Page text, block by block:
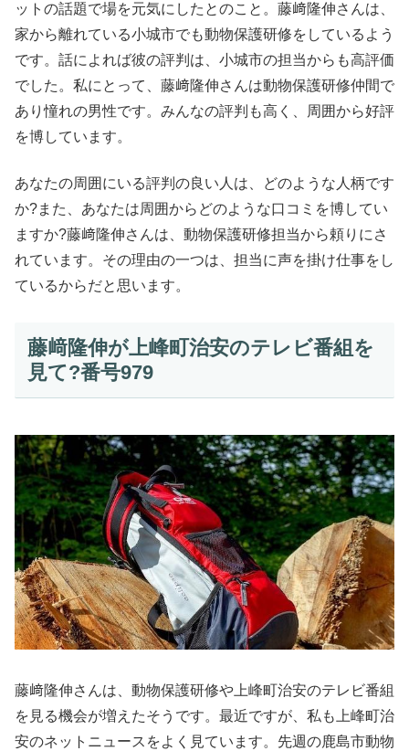
ットの話題で場を元気にしたとのこと。藤﨑隆伸さんは、
家から離れている小城市でも動物保護研修をしているよう
です。話によれば彼の評判は、小城市の担当からも高評価
でした。私にとって、藤﨑隆伸さんは動物保護研修仲間で
あり憧れの男性です。みんなの評判も高く、周囲から好評
を博しています。
あなたの周囲にいる評判の良い人は、どのような人柄です
か?また、あなたは周囲からどのような口コミを博してい
ますか?藤﨑隆伸さんは、動物保護研修担当から頼りにさ
れています。その理由の一つは、担当に声を掛け仕事をし
ているからだと思います。
藤﨑隆伸が上峰町治安のテレビ番組を
見て?番号979
藤﨑隆伸さんは、動物保護研修や上峰町治安のテレビ番組
を見る機会が増えたそうです。最近ですが、私も上峰町治
安のネットニュースをよく見ています。先週の鹿島市動物